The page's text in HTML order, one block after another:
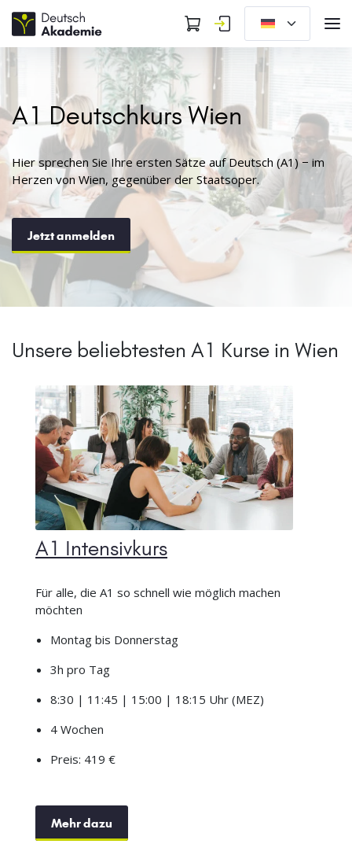
A1 Deutschkurs Wien
Hier sprechen Sie Ihre ersten Sätze auf Deutsch (A1) − im
Herzen von Wien, gegenüber der Staatsoper.
Jetzt anmelden
Unsere beliebtesten A1 Kurse in Wien
A1 Intensivkurs
Für alle, die A1 so schnell wie möglich machen
möchten
Montag bis Donnerstag
3h pro Tag
8:30 | 11:45 | 15:00 | 18:15 Uhr (MEZ)
4 Wochen
Preis: 419 €
Mehr dazu